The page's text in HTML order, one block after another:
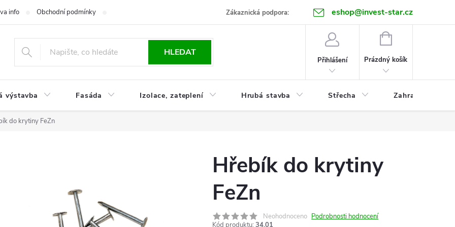
Zákaznická podpora: eshop@invest-star.cz
info Obchodní podmínky Kontakt
HLEDAT
Přihlášení
NÁKUPNÍ
Prázdný košík
výstavba Fasáda Izolace, zateplení Hrubá stavba Střecha Zahrada
do krytiny FeZn
Hřebík do krytiny
FeZn
Neohodnoceno Podrobnosti hodnocení
Kód produktu: 34.01